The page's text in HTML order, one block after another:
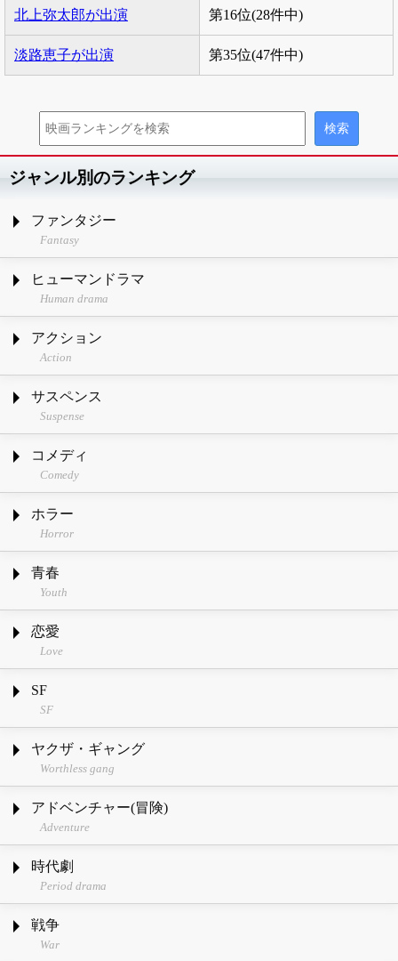
北上弥太郎が出演 第16位(28件中)
淡路恵子が出演 第35位(47件中)
ジャンル別のランキング
ファンタジー
Fantasy
ヒューマンドラマ
Human drama
アクション
Action
サスペンス
Suspense
コメディ
Comedy
ホラー
Horror
青春
Youth
恋愛
Love
SF
SF
ヤクザ・ギャング
Worthless gang
アドベンチャー(冒険)
Adventure
時代劇
Period drama
戦争
War